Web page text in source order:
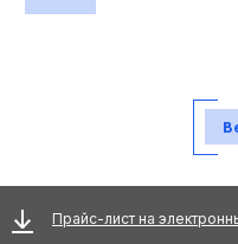
Прайс-лист на